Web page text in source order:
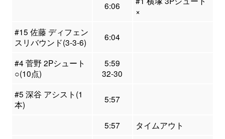
6:06
×
#15 佐藤 ディフェン
スリバウンド(3-3-6)
6:04
#4 菅野 2Pシュート
○(10点)
5:59
32-30
#5 深谷 アシスト(1
本)
5:57
5:57
タイムアウト